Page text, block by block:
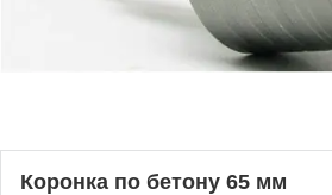
Коронка по бетону 65 мм